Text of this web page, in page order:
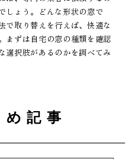
しょう。どんな形状の窓で
で取り替えを行えば、快適な
まずは自宅の窓の種類を確認
選択肢があるのかを調べてみ
記事